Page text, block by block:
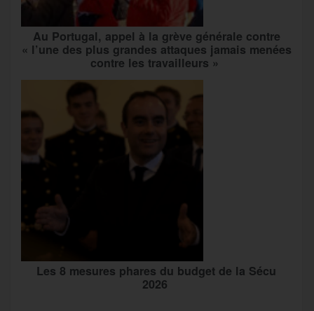
Au Portugal, appel à la grève générale contre
« l’une des plus grandes attaques jamais menées
contre les travailleurs »
Les 8 mesures phares du budget de la Sécu
2026